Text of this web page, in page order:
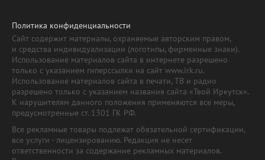
Политика конфиденциальности
Сайт содержит материалы, охраняемые авторским правом,
и средства индивидуализации (логотипы, фирменные знаки).
Использование материалов сайта в интернете разрешено
только с указанием гиперссылки на сайт www.irk.ru.
Использование материалов сайта в печати, ТВ и радио
разрешено только с указанием названия сайта «Твой Иркутск».
К нарушителям данного положения применяются все меры,
предусмотренные ст. 1301 ГК РФ.
Все рекламные товары подлежат обязательной сертификации,
все услуги - лицензированию. Редакция не несет
ответственности за содержание рекламных материалов.